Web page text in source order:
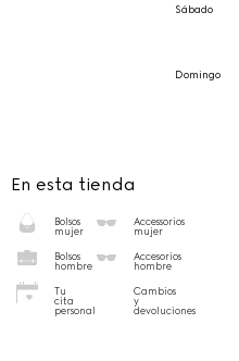
Sábado
Domingo
En esta tienda
Bolsos
mujer
Accessorios
mujer
Bolsos
hombre
Accesorios
hombre
Tu
cita
personal
Cambios
y
devoluciones